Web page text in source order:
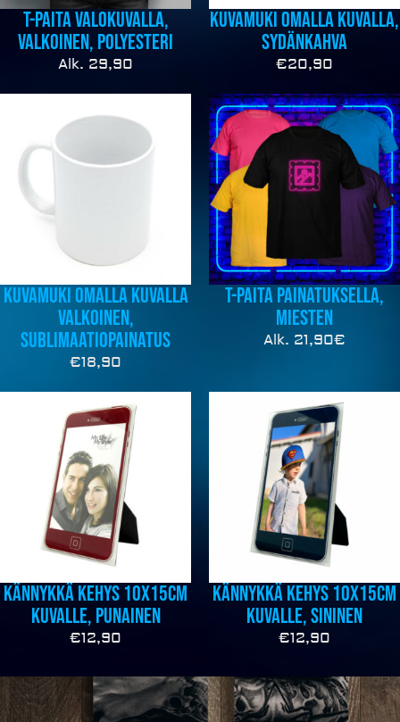
T-Paita valokuvalla,
valkoinen, polyesteri
Alk. 29,90
Kuvamuki omalla kuvalla,
sydänkahva
€20,90
Kuvamuki omalla kuvalla
valkoinen,
sublimaatiopainatus
€18,90
T-Paita painatuksella,
miesten
Alk. 21,90€
Kännykkä kehys 10x15cm
kuvalle, punainen
€12,90
Kännykkä kehys 10x15cm
kuvalle, sininen
€12,90